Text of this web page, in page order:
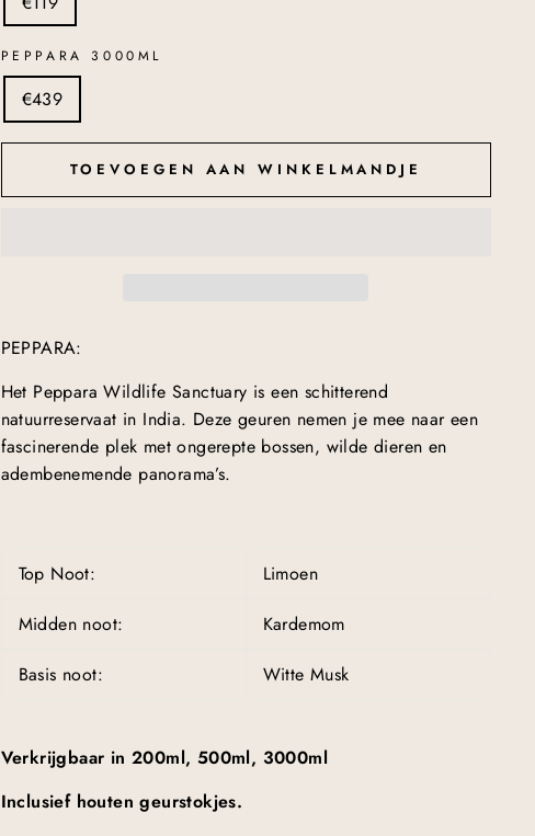
PEPPARA 3000ML
€439
TOEVOEGEN AAN WINKELMANDJE
PEPPARA:
Het Peppara Wildlife Sanctuary is een schitterend
natuurreservaat in India. Deze geuren nemen je mee naar een
fascinerende plek met ongerepte bossen, wilde dieren en
adembenemende panorama’s.
Top Noot:
Limoen
Midden noot:
Kardemom
Basis noot:
Witte Musk
Verkrijgbaar in 200ml, 500ml, 3000ml
Inclusief houten geurstokjes.